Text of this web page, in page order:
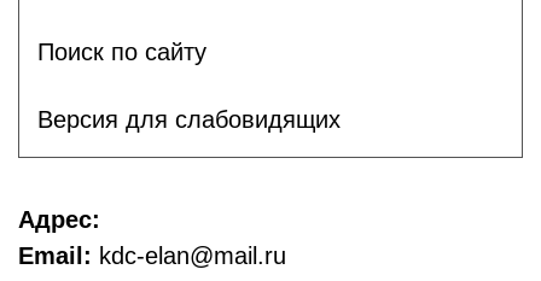
Поиск по сайту
Версия для слабовидящих
Адрес:
Email: kdc-elan@mail.ru